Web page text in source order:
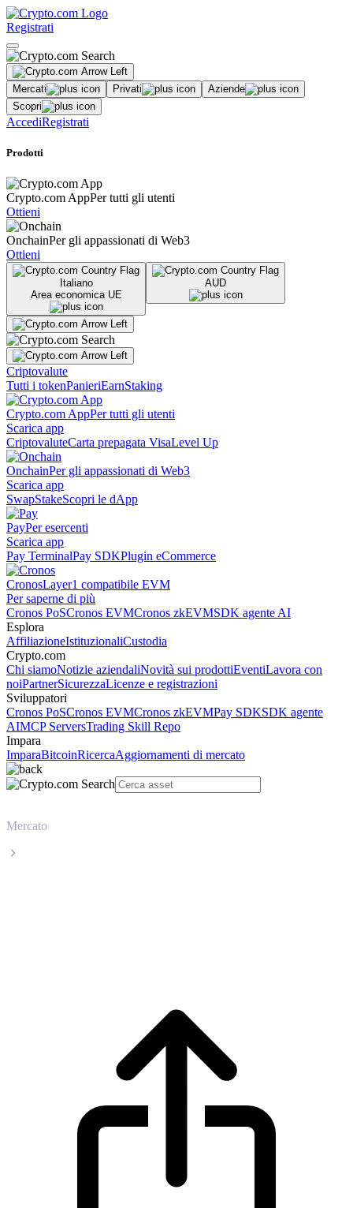
Registrati
Mercati Privati
Aziende
Scopri
AccediRegistrati
Prodotti
Crypto.com AppPer tutti gli utenti
Ottieni
OnchainPer gli appassionati di Web3
Ottieni
Italiano
Area economica UE
AUD
Criptovalute
Tutti i tokenPanieriEarnStaking
Crypto.com AppPer tutti gli utenti
Scarica app
CriptovaluteCarta prepagata VisaLevel Up
OnchainPer gli appassionati di Web3
Scarica app
SwapStakeScopri le dApp
PayPer esercenti
Scarica app
Pay TerminalPay SDKPlugin eCommerce
CronosLayer1 compatibile EVM
Per saperne di più
Cronos PoSCronos EVMCronos zkEVMSDK agente AI
Esplora
AffiliazioneIstituzionaliCustodia
Crypto.com
Chi siamoNotizie aziendaliNovità sui prodottiEventiLavora con
noiPartnerSicurezzaLicenze e registrazioni
Sviluppatori
Cronos PoSCronos EVMCronos zkEVMPay SDKSDK agente
AIMCP ServersTrading Skill Repo
Impara
ImparaBitcoinRicercaAggiornamenti di mercato
Mercato